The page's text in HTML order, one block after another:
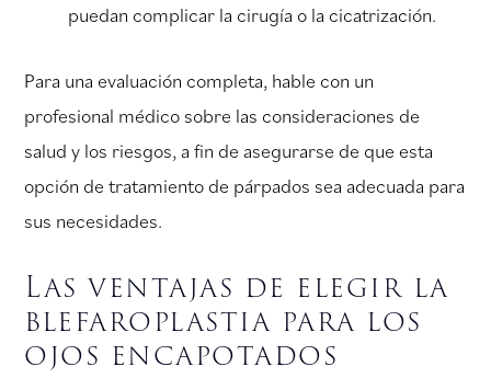
puedan complicar la cirugía o la cicatrización.
Para una evaluación completa, hable con un
profesional médico sobre las consideraciones de
salud y los riesgos, a fin de asegurarse de que esta
opción de tratamiento de párpados sea adecuada para
sus necesidades.
Las ventajas de elegir la
blefaroplastia para los
ojos encapotados